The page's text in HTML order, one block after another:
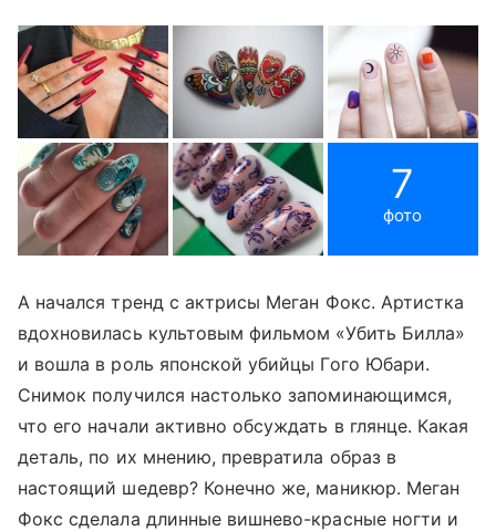
7
фото
А начался тренд с актрисы Меган Фокс. Артистка
вдохновилась культовым фильмом «Убить Билла»
и вошла в роль японской убийцы Гого Юбари.
Снимок получился настолько запоминающимся,
что его начали активно обсуждать в глянце. Какая
деталь, по их мнению, превратила образ в
настоящий шедевр? Конечно же, маникюр. Меган
Фокс сделала длинные вишнево-красные ногти и